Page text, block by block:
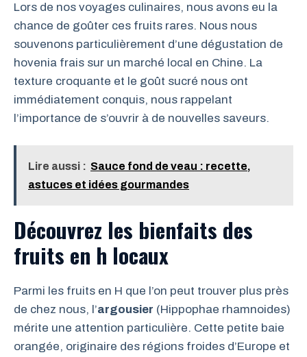
Lors de nos voyages culinaires, nous avons eu la
chance de goûter ces fruits rares. Nous nous
souvenons particulièrement d’une dégustation de
hovenia frais sur un marché local en Chine. La
texture croquante et le goût sucré nous ont
immédiatement conquis, nous rappelant
l’importance de s’ouvrir à de nouvelles saveurs.
Lire aussi : Sauce fond de veau : recette,
astuces et idées gourmandes
Découvrez les bienfaits des
fruits en h locaux
Parmi les fruits en H que l’on peut trouver plus près
de chez nous, l’argousier (Hippophae rhamnoides)
mérite une attention particulière. Cette petite baie
orangée, originaire des régions froides d’Europe et